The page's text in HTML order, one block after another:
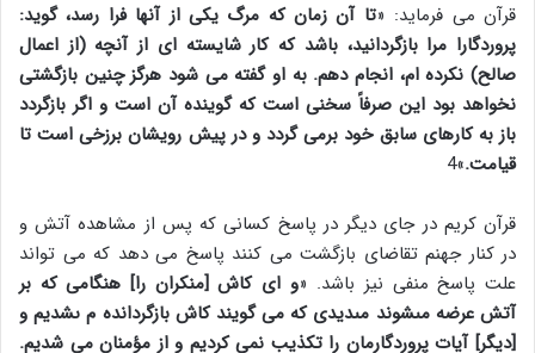
قرآن می فرماید: «تا آن زمان که مرگ یکی از آنها فرا رسد، گوید:
پروردگارا مرا بازگردانید، باشد که کار شایسته ای از آنچه (از اعمال
صالح) نکرده ام، انجام دهم. به او گفته می شود هرگز چنین بازگشتی
نخواهد بود این صرفاً سخنی است که گوینده آن است و اگر بازگردد
باز به کارهای سابق خود برمی گردد و در پیش رویشان برزخی است تا
قیامت.»4
قرآن کریم در جای دیگر در پاسخ کسانی که پس از مشاهده آتش و
در کنار جهنم تقاضای بازگشت می کنند پاسخ می دهد که می تواند
علت پاسخ منفی نیز باشد. «و اى كاش [منكران را] هنگامى كه بر
آتش عرضه مى‏شوند مى‏ديدى كه مى‏ گويند كاش بازگردانده م ى‏شديم و
[ديگر] آيات پروردگارمان را تكذيب نمى‏ كرديم و از مؤمنان مى‏ شديم.